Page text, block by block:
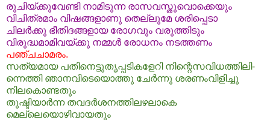
രുചിയ്ക്കുവേണ്ടി നാമിടുന്ന രാസവസ്തുവൊക്കെയും
വിചിത്രമാം വിഷങ്ങളാണു തെല്ലുമേ ശരിപ്പെടാ
ചിലര്‍ക്കു ഭീതിദങ്ങളായ രോഗവും വരുത്തിടും
വിരുദ്ധമാമിവയ്ക്കു നമ്മള്‍ രോധനം നടത്തണം
പഞ്ചചാമരം.
സത്യമായ പതിനെട്ടുതൃപ്പടികളേറി നിന്റെസവിധത്തിലി-
ന്നെത്തി ഞാനവിടെയൊത്തു ചേര്‍ന്നു ശരണംവിളിച്ചു
നിലകൊണ്ടതും
തുഷ്ടിയാര്‍ന്ന തവദര്‍ശനത്തിലഴലാകെ
മെല്ലെയൊഴിവായതും